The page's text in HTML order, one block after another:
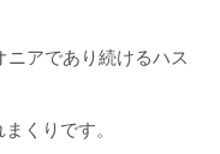
ニアであり続けるハス
くりです。